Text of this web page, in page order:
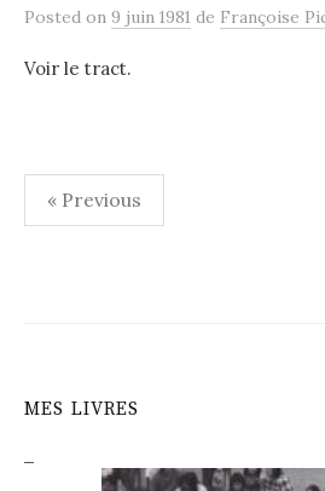
Posted on 9 juin 1981 de Françoise
Voir le tract.
Navigation
des
« Previous
MES LIVRES